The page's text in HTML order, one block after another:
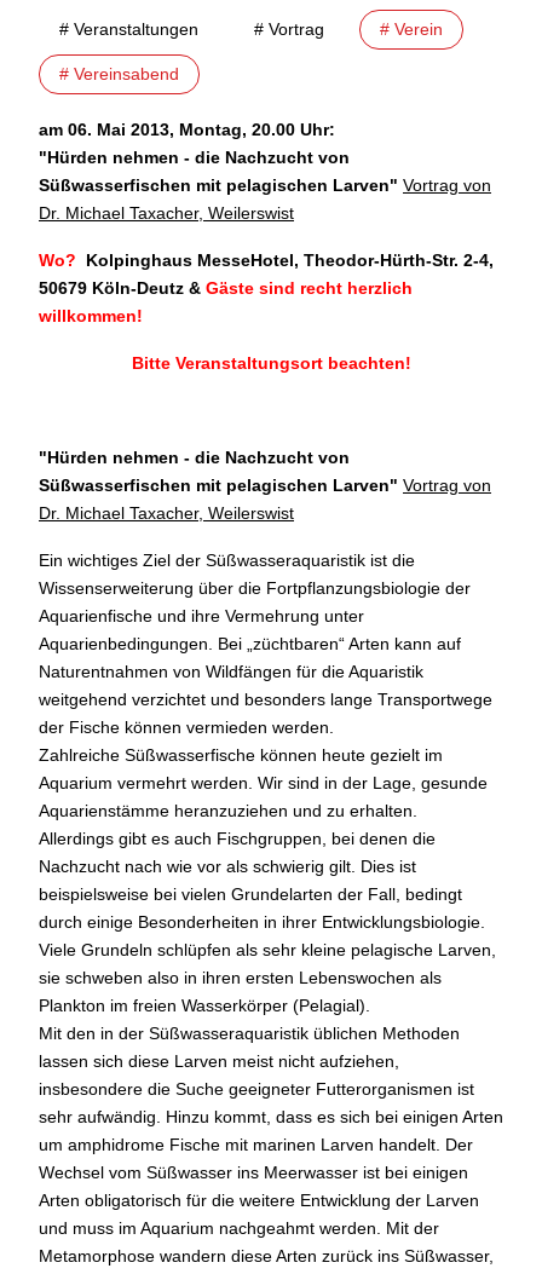
# Veranstaltungen # Vortrag # Verein
# Vereinsabend
am 06. Mai 2013, Montag, 20.00 Uhr:
"Hürden nehmen - die Nachzucht von
Süßwasserfischen mit pelagischen Larven" Vortrag von
Dr. Michael Taxacher, Weilerswist
Wo?
Kolpinghaus MesseHotel, Theodor-Hürth-Str. 2-4,
50679 Köln-Deutz & Gäste sind recht herzlich
willkommen!
Bitte Veranstaltungsort beachten!
"Hürden nehmen - die Nachzucht von
Süßwasserfischen mit pelagischen Larven" Vortrag von
Dr. Michael Taxacher, Weilerswist
Ein wichtiges Ziel der Süßwasseraquaristik ist die
Wissenserweiterung über die Fortpflanzungsbiologie der
Aquarienfische und ihre Vermehrung unter
Aquarienbedingungen. Bei „züchtbaren“ Arten kann auf
Naturentnahmen von Wildfängen für die Aquaristik
weitgehend verzichtet und besonders lange Transportwege
der Fische können vermieden werden.
Zahlreiche Süßwasserfische können heute gezielt im
Aquarium vermehrt werden. Wir sind in der Lage, gesunde
Aquarienstämme heranzuziehen und zu erhalten.
Allerdings gibt es auch Fischgruppen, bei denen die
Nachzucht nach wie vor als schwierig gilt. Dies ist
beispielsweise bei vielen Grundelarten der Fall, bedingt
durch einige Besonderheiten in ihrer Entwicklungsbiologie.
Viele Grundeln schlüpfen als sehr kleine pelagische Larven,
sie schweben also in ihren ersten Lebenswochen als
Plankton im freien Wasserkörper (Pelagial).
Mit den in der Süßwasseraquaristik üblichen Methoden
lassen sich diese Larven meist nicht aufziehen,
insbesondere die Suche geeigneter Futterorganismen ist
sehr aufwändig. Hinzu kommt, dass es sich bei einigen Arten
um amphidrome Fische mit marinen Larven handelt. Der
Wechsel vom Süßwasser ins Meerwasser ist bei einigen
Arten obligatorisch für die weitere Entwicklung der Larven
und muss im Aquarium nachgeahmt werden. Mit der
Metamorphose wandern diese Arten zurück ins Süßwasser,